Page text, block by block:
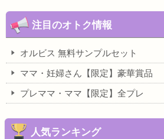
注目のオトク情報
オルビス 無料サンプルセット
ママ・妊婦さん【限定】豪華賞品
プレママ・ママ【限定】全プレ
人気ランキング